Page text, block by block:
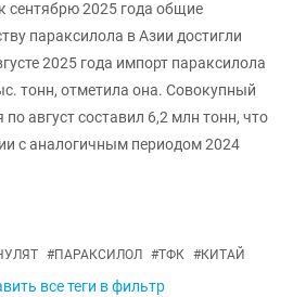
сентябрю 2025 года общие
параксилола в Азии достигли
2025 года импорт параксилола
тонн, отметила она. Совокупный
август составил 6,2 млн тонн, что
с аналогичным периодом 2024
#ПАРАКСИЛОЛ #ТФК #КИТАЙ
все теги в фильтр